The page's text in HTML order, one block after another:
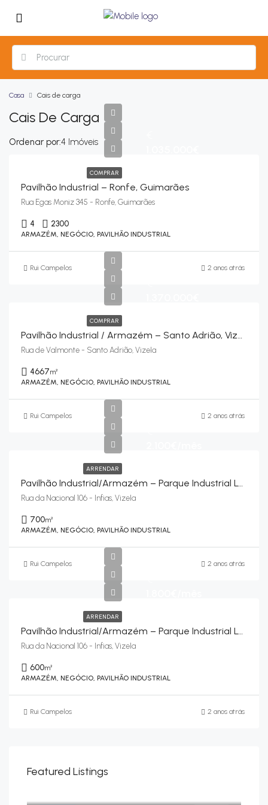
Casa Cais de carga
Cais De Carga
4 Imóveis
Ordenar por:
COMPRAR
Pavilhão Industrial – Ronfe, Guimarães
Rua Egas Moniz 345 - Ronfe, Guimarães
4 2300
ARMAZÉM, NEGÓCIO, PAVILHÃO INDUSTRIAL
Rui Campelos 2 anos atrás
COMPRAR
Pavilhão Industrial / Armazém – Santo Adrião, Vizela
Rua de Valmonte - Santo Adrião, Vizela
4667m²
ARMAZÉM, NEGÓCIO, PAVILHÃO INDUSTRIAL
Rui Campelos 2 anos atrás
ARRENDAR
Pavilhão Industrial/armazém – Parque Industrial Luzmont – Infias, Vizela
Rua da Nacional 106 - Infias, Vizela
700m²
ARMAZÉM, NEGÓCIO, PAVILHÃO INDUSTRIAL
Rui Campelos 2 anos atrás
ARRENDAR
Pavilhão Industrial/armazém – Parque Industrial Luzmont – Infias, Vizela
Rua da Nacional 106 - Infias, Vizela
600m²
ARMAZÉM, NEGÓCIO, PAVILHÃO INDUSTRIAL
Rui Campelos 2 anos atrás
Featured Listings